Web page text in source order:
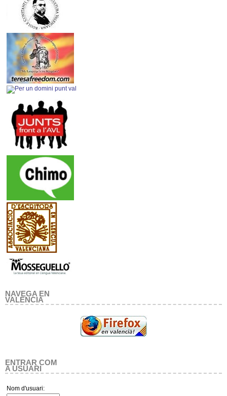
NAVEGA EN
VALENCIA
ENTRAR COM
A USUARI
Nom d'usuari: